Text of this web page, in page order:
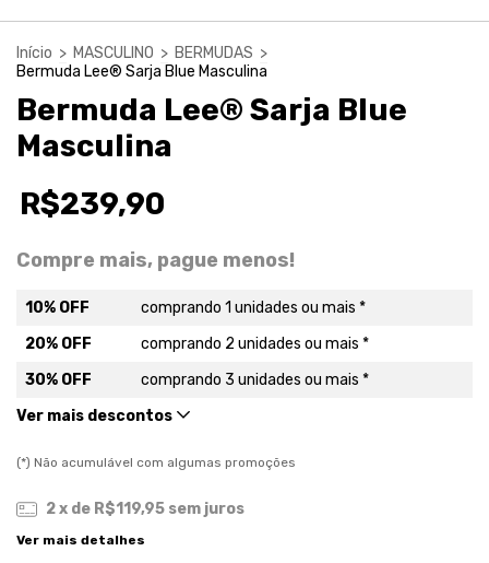
Início > MASCULINO > BERMUDAS >
Bermuda Lee® Sarja Blue Masculina
Bermuda Lee® Sarja Blue
Masculina
R$239,90
Compre mais, pague menos!
10% OFF
comprando 1 unidades ou mais *
20% OFF
comprando 2 unidades ou mais *
30% OFF
comprando 3 unidades ou mais *
Ver mais descontos
(*) Não acumulável com algumas promoções
2x de R$119,95 sem juros
Ver mais detalhes